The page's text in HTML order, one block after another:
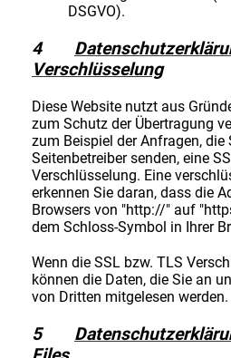
DSGVO).
4
Verschlüsselung
Diese Website nutzt aus
zum Schutz der Übertragung
zum Beispiel der Anfragen, die
Seitenbetreiber senden, eine
Verschlüsselung. Eine
erkennen Sie daran, dass die
Browsers von "http://" auf
dem Schloss-Symbol in Ihrer
Wenn die SSL bzw. TLS
können die Daten, die Sie an
von Dritten mitgelesen werden.
5